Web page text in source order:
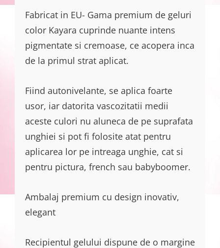
Fabricat in EU- Gama premium de geluri
color Kayara cuprinde nuante intens
pigmentate si cremoase, ce acopera inca
de la primul strat aplicat.
Fiind autonivelante, se aplica foarte
usor, iar datorita vascozitatii medii
aceste culori nu aluneca de pe suprafata
unghiei si pot fi folosite atat pentru
aplicarea lor pe intreaga unghie, cat si
pentru pictura, french sau babyboomer.
Ambalaj premium cu design inovativ,
elegant
Recipientul gelului dispune de o margine